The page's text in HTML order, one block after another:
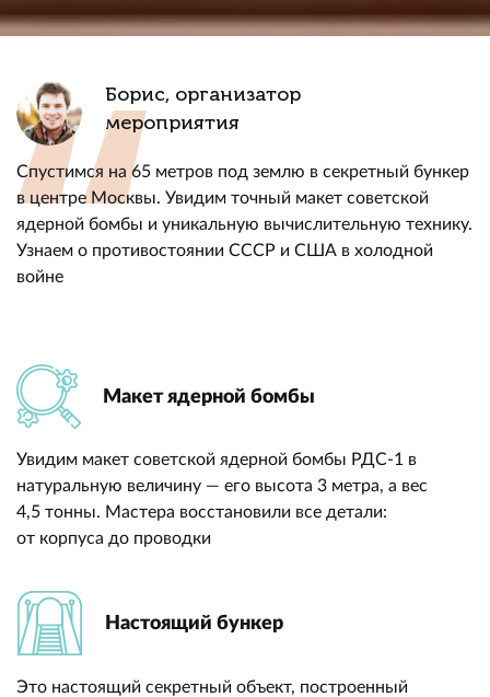
Борис, организатор
мероприятия
Спустимся на 65 метров под землю в секретный бункер
в центре Москвы. Увидим точный макет советской
ядерной бомбы и уникальную вычислительную технику.
Узнаем о противостоянии СССР и США в холодной
войне
Макет ядерной бомбы
Увидим макет советской ядерной бомбы РДС-1 в
натуральную величину — его высота 3 метра, а вес
4,5 тонны. Мастера восстановили все детали:
от корпуса до проводки
Настоящий бункер
Это настоящий секретный объект, построенный